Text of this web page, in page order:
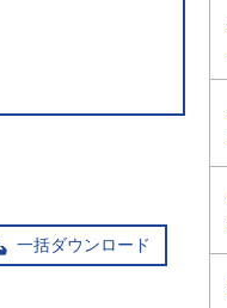
一括ダウンロード